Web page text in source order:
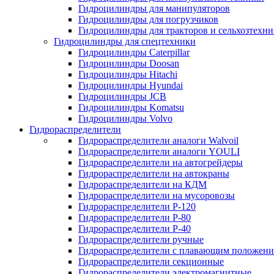
Гидроцилиндры для манипуляторов
Гидроцилиндры для погрузчиков
Гидроцилиндры для тракторов и
Гидроцилиндры для спецтехники
Гидроцилиндры Caterpillar
Гидроцилиндры Doosan
Гидроцилиндры Hitachi
Гидроцилиндры Hyundai
Гидроцилиндры JCB
Гидроцилиндры Komatsu
Гидроцилиндры Volvo
Гидрораспределители
Гидрораспределители аналоги Walvoil
Гидрораспределители аналоги YOULI
Гидрораспределители на автогрейдеры
Гидрораспределители на автокраны
Гидрораспределители на КДМ
Гидрораспределители на мусоровозы
Гидрораспределители Р-120
Гидрораспределители Р-80
Гидрораспределители Р-40
Гидрораспределители ручные
Гидрораспределители с плавающим
Гидрораспределители секционные